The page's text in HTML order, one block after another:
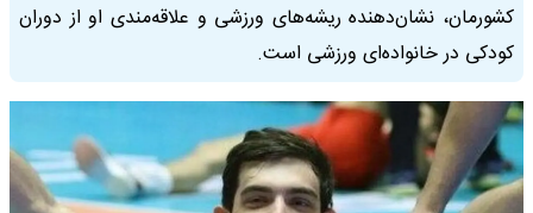
کشورمان، نشان‌دهنده ریشه‌های ورزشی و علاقه‌مندی او از دوران
کودکی در خانواده‌ای ورزشی است.